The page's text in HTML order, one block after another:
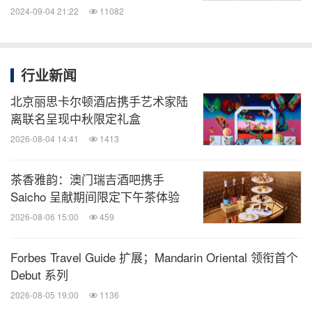
2024-09-04 21:22 11082
行业新闻
北京丽思卡尔顿酒店携手艺术家陆
离联名呈现中秋限定礼盒
2026-08-04 14:41 1413
茶香雅韵：澳门瑞吉酒吧携手
Saicho 呈献期间限定下午茶体验
2026-08-06 15:00 459
Forbes Travel Guide 扩展；Mandarin Oriental 领衔首个
Debut 系列
2026-08-05 19:00 1136